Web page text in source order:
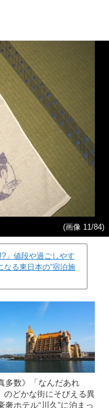
(画像 11/84)
」値段や過ごしやす
る東日本の“宿泊施
多数》「なんだあれ
のどかな街にそびえる異
奢ホテル“川久”に泊まっ